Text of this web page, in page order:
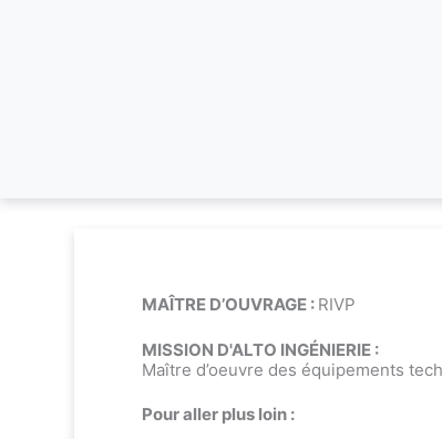
MAÎTRE D’OUVRAGE : RIVP
MISSION D'ALTO INGÉNIERIE :
Maître d’oeuvre des équipements
Pour aller plus loin :